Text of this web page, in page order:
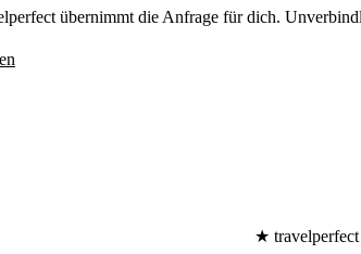
übernimmt die Anfrage für dich.
★ travelperfect